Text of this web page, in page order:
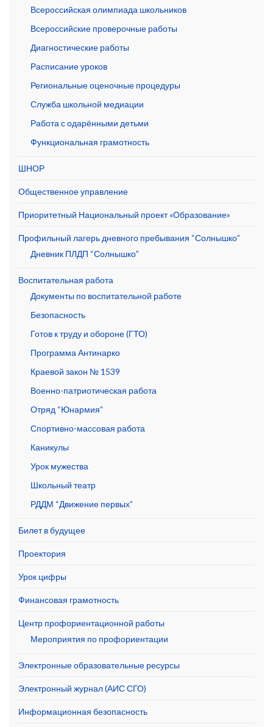
Всероссийская олимпиада школьников
Всероссийские проверочные работы
Диагностические работы
Расписание уроков
Региональные оценочные процедуры
Служба школьной медиации
Работа с одарёнными детьми
Функциональная грамотность
ШНОР
Общественное управление
Приоритетный Национальный проект «Образование»
Профильный лагерь дневного пребывания “Солнышко”
Дневник ПЛДП “Солнышко”
Воспитательная работа
Документы по воспитательной работе
Безопасность
Готов к труду и обороне (ГТО)
Программа Антинарко
Краевой закон № 1539
Военно-патриотическая работа
Отряд “Юнармия”
Спортивно-массовая работа
Каникулы
Урок мужества
Школьный театр
РДДМ “Движение первых”
Билет в будущее
Проектория
Урок цифры
Финансовая грамотность
Центр профориентационной работы
Мероприятия по профориентации
Электронные образовательные ресурсы
Электронный журнал (АИС СГО)
Информационная безопасность